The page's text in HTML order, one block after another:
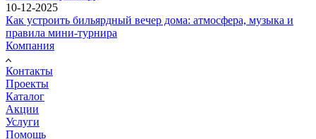
10-12-2025
Как устроить бильярдный вечер дома: атмосфера, музыка и
правила мини-турнира
Компания
Контакты
Проекты
Каталог
Акции
Услуги
Помощь